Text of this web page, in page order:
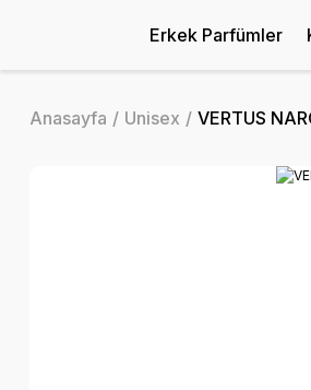
Erkek Parfümler
Anasayfa Unisex VERTUS